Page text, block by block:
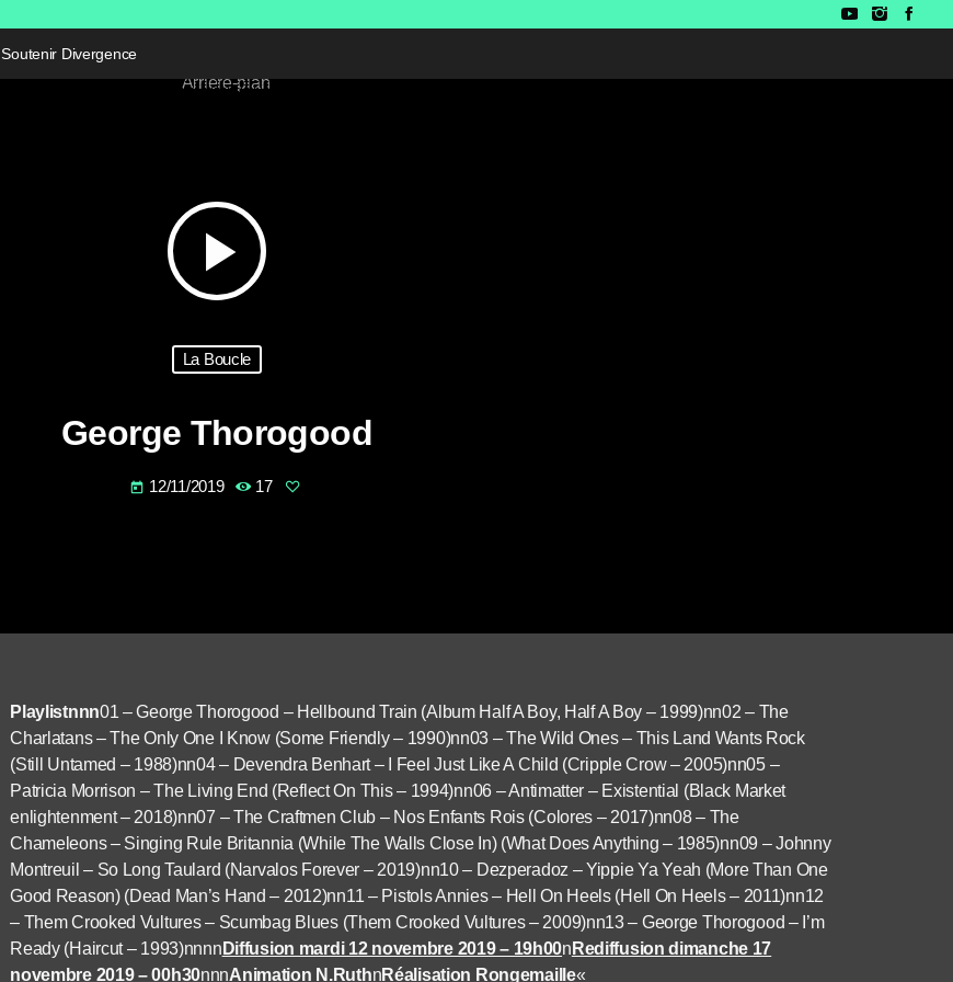
Soutenir Divergence
play_arrow
La Boucle
George Thorogood
today 12/11/2019 17
Playlistnnn01 – George Thorogood – Hellbound Train (Album Half A Boy, Half A Boy – 1999)nn02 – The
Charlatans – The Only One I Know (Some Friendly – 1990)nn03 – The Wild Ones – This Land Wants Rock
(Still Untamed – 1988)nn04 – Devendra Benhart – I Feel Just Like A Child (Cripple Crow – 2005)nn05 –
Patricia Morrison – The Living End (Reflect On This – 1994)nn06 – Antimatter – Existential (Black Market
enlightenment – 2018)nn07 – The Craftmen Club – Nos Enfants Rois (Colores – 2017)nn08 – The
Chameleons – Singing Rule Britannia (While The Walls Close In) (What Does Anything – 1985)nn09 – Johnny
Montreuil – So Long Taulard (Narvalos Forever – 2019)nn10 – Dezperadoz – Yippie Ya Yeah (More Than One
Good Reason) (Dead Man’s Hand – 2012)nn11 – Pistols Annies – Hell On Heels (Hell On Heels – 2011)nn12
– Them Crooked Vultures – Scumbag Blues (Them Crooked Vultures – 2009)nn13 – George Thorogood – I’m
Ready (Haircut – 1993)nnnn Diffusion mardi 12 novembre 2019 – 19h00n Rediffusion dimanche 17
novembre 2019 – 00h30nnnAnimation N.RuthnRéalisation Rongemaille«